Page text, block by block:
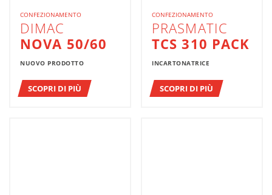
CONFEZIONAMENTO
DIMAC
NOVA 50/60
NUOVO PRODOTTO
SCOPRI DI PIÙ
CONFEZIONAMENTO
PRASMATIC
TCS 310 PACK
INCARTONATRICE
SCOPRI DI PIÙ